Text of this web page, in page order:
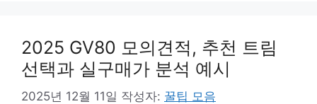
2025 GV80 모의견적, 추천 트림
선택과 실구매가 분석 예시
2025년 12월 11일 작성자: 꿀팁 모음